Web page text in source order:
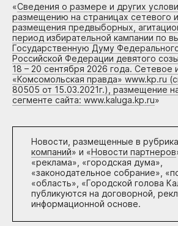
«Сведения о размере и других
размещению на страницах сетевого
размещения предвыборных,
период избирательной кампании по
Государственную Думу
Российской Федерации девятого
18 – 20 сентября 2026 года. Сетевое
«Комсомольская правда» www.kp.ru
80505 от 15.03.2021г.), размещение
сегменте сайта: www.kaluga.kp.ru»
Новости, размещенные в
компаний» и «Новости партнеров
«реклама», «городская дума»,
«законодательное собрание»,
«область», «Городской голова
публикуются на договорной,
информационной основе.